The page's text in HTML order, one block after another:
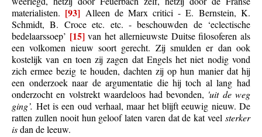
materialisten. [93] Alleen de Marx critici - E. Bernstein, K.
Schmidt, B. Croce etc. etc. - beschouwden de ‘eclectische
bedelaarssoep’ [15]van het allernieuwste Duitse filosoferen als
een volkomen nieuw soort gerecht. Zij smulden er dan ook
kostelijk van en toen zij zagen dat Engels het niet nodig vond
zich ermee bezig te houden, dachten zij op hun manier dat hij
een onderzoek naar de argumentatie die hij toch al lang had
onderzocht en volstrekt waardeloos had bevonden, 'uit de weg
ging’. Het is een oud verhaal, maar het blijft eeuwig nieuw. De
ratten zullen nooit hun geloof laten varen dat de kat veel sterker
isdan de leeuw.